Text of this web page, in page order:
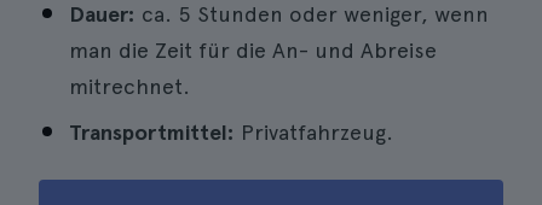
Dauer: ca. 5 Stunden oder weniger, wenn
man die Zeit für die An- und Abreise
mitrechnet.
Transportmittel: Privatfahrzeug.